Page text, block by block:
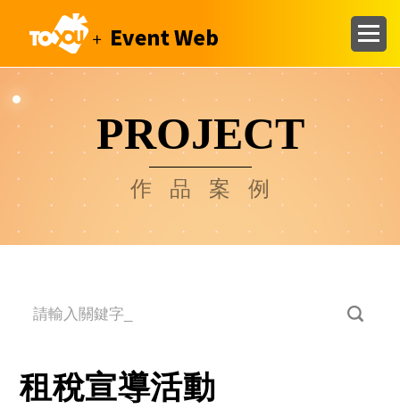
PROJECT
作品案例
租稅宣導活動